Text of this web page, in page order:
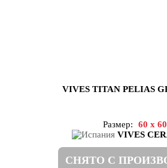
VIVES TITAN PELIAS
Размер:
60 x 60
VIVES
СНЯТО С